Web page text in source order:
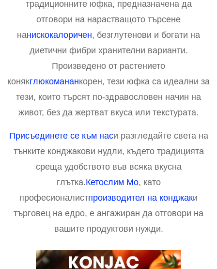
традиционните юфка, предназначена да
отговори на нарастващото търсене
нанискокалоричен, безглутенови и богати на
диетични фибри хранителни варианти.
Произведено от растението
конякглюкомананкорен, тези юфка са идеални за
тези, които търсят по-здравословен начин на
живот, без да жертват вкуса или текстурата.
Присъединете се към наси разгледайте света на
тънките конджакови нудли, където традицията
среща удобството във всяка вкусна
глътка.Кетослим Мо, като
професионалистпроизводител на конджаки
търговец на едро, е ангажиран да отговори на
вашите продуктови нужди.